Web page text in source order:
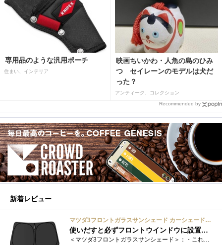
専用品のような汎用ポーチ
住まい、インテリア
映画ちいかわ・人魚の島のひみ
つ セイレーンのモデルは犬だ
った？
アンティーク、コレクション
Recommended by
新着レビュー
マツダ3フロントガラスサンシェード カーシェード 車用 フロントウィンドウさんしえーど 遮光 断熱 カスタムパーツ 車種専用設計 折り畳み式 取付簡単 収納袋付き
使いだすと必ずフロントウインドウに設置する習慣がつきます